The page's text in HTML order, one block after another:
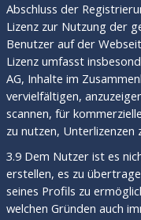
Abschluss der
Lizenz zur Nutzung der
Benutzer auf der
Lizenz umfasst
AG, Inhalte im
vervielfältigen,
scannen, für
zu nutzen,
3.9 Dem Nutzer ist es
erstellen, es zu
seines Profils zu
welchen Gründen auch